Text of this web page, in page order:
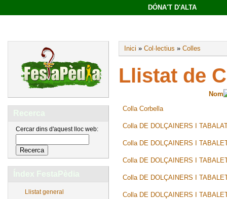
DÓNA'T D'ALTA
Recerca
Cercar dins d'aquest lloc web:
Índex FestaPèdia
Llistat general
Inici » Col·lectius » Colles
Llistat de
Nom
Colla Corbella
Colla DE DOLÇAINERS I
Colla DE DOLÇAINERS I
Colla DE DOLÇAINERS I
Colla DE DOLÇAINERS I
Colla DE DOLÇAINERS I